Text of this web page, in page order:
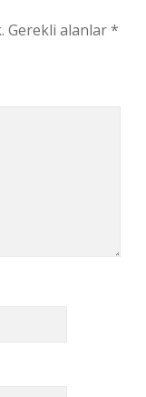
Gerekli alanlar*